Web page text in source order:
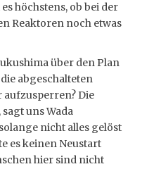
höchstens, ob bei der
Reaktoren noch etwas
über den Plan
abgeschalteten
Die
uns Wada
nicht alles gelöst
es keinen Neustart
hier sind nicht